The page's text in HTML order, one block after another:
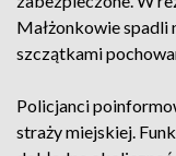
Małżonkowie spadli
szczątkami
Policjanci
straży miejskiej.